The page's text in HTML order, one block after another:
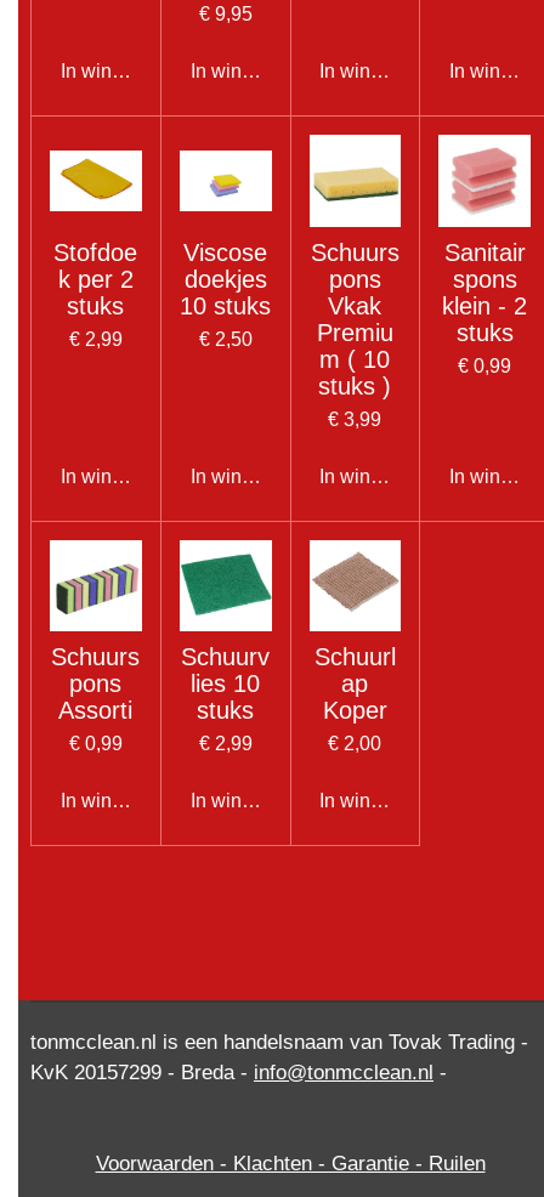
In winkelwagen
€ 9,95
In winkelwagenIn winkelwagenIn
Stofdoe
k per 2
stuks
€ 2,99
In winkelwagen
Viscose
doekjes
10 stuks
€ 2,50
In winkelwagen
Schuurs
pons
Vkak
Premiu
m ( 10
stuks )
€ 3,99
In winkelwagen
Sanitair
spons
klein - 2
stuks
€ 0,99
In
Schuurs
pons
Assorti
€ 0,99
In winkelwagen
Schuurv
lies 10
stuks
€ 2,99
In winkelwagen
Schuurl
ap
Koper
€ 2,00
In winkelwagen
tonmcclean.nl is een handelsnaam van Tovak Trading -
KvK 20157299 - Breda - info@tonmcclean.nl -
Voorwaarden - Klachten - Garantie - Ruilen